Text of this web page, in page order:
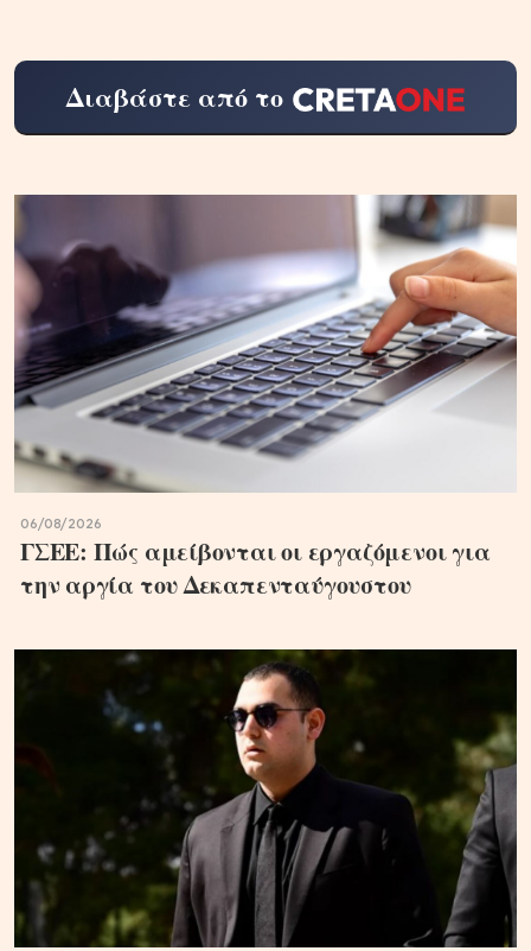
Διαβάστε από το
06/08/2026
ΓΣΕΕ: Πώς αμείβονται οι εργαζόμενοι για
την αργία του Δεκαπενταύγουστου